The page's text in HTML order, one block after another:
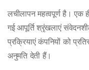
लचीलापन महत्वपूर्ण है। एक
गई आपूर्ति श्रृंखलाएं
प्रक्रियाएं कंपनियों को
अनुमति देती हैं।